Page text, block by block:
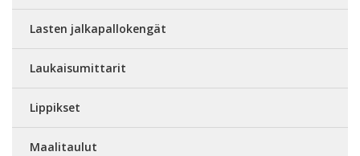
Lasten jalkapallokengät
Laukaisumittarit
Lippikset
Maalitaulut